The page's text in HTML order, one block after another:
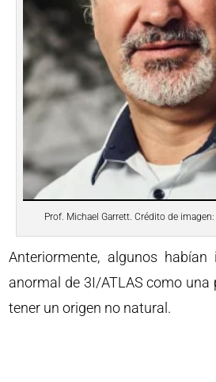
Prof. Michael Garrett. Crédito de
Anteriormente, algunos
anormal de 3I/ATLAS como una
tener un origen no natural.